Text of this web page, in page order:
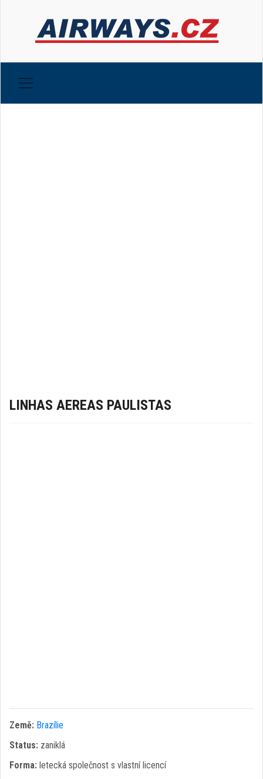
LINHAS AEREAS PAULISTAS
Země: Brazílie
Status: zaniklá
Forma: letecká společnost s vlastní licencí